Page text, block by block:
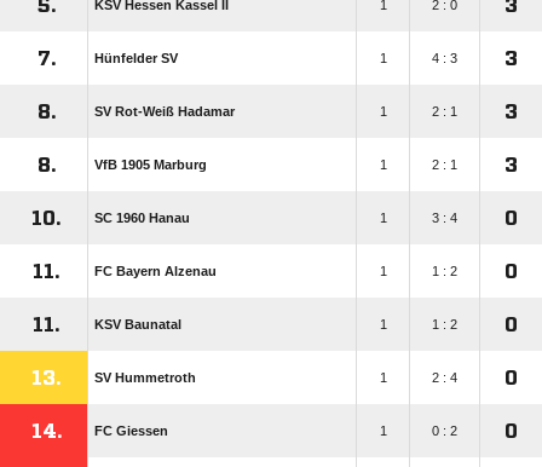
5. KSV Hessen Kassel II 1 2 : 0 3
7. Hünfelder SV 1 4 : 3 3
8. SV Rot-Weiß Hadamar 1 2 : 1 3
8. VfB 1905 Marburg 1 2 : 1 3
10. SC 1960 Hanau 1 3 : 4 0
11. FC Bayern Alzenau 1 1 : 2 0
11. KSV Baunatal 1 1 : 2 0
13. SV Hummetroth 1 2 : 4 0
14. FC Giessen 1 0 : 2 0